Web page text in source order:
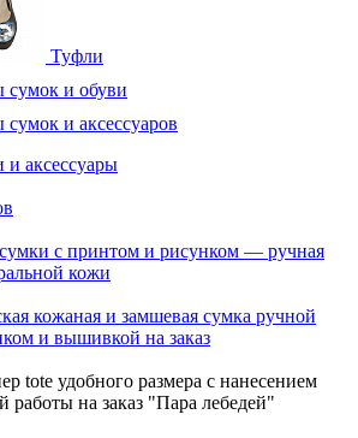
Туфли
сумок и обуви
и аксессуаров
аксессуары
с принтом и рисунком — ручная
кожи
кожаная и замшевая сумка ручной
и вышивкой на заказ
tote удобного размера с нанесением
работы на заказ "Пара лебедей"